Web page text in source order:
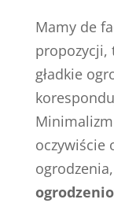
Mamy de
propozycji,
gładkie
oczywiście
ogrodzenia,